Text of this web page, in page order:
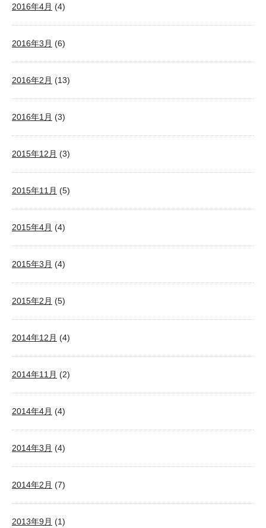
2016年4月 (4)
2016年3月 (6)
2016年2月 (13)
2016年1月 (3)
2015年12月 (3)
2015年11月 (5)
2015年4月 (4)
2015年3月 (4)
2015年2月 (5)
2014年12月 (4)
2014年11月 (2)
2014年4月 (4)
2014年3月 (4)
2014年2月 (7)
2013年9月 (1)